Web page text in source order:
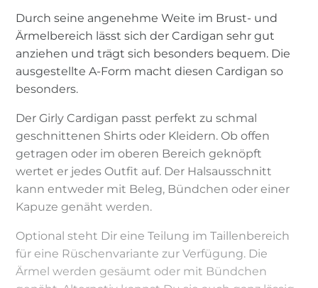
Durch seine angenehme Weite im Brust- und
Ärmelbereich lässt sich der Cardigan sehr gut
anziehen und trägt sich besonders bequem. Die
ausgestellte A-Form macht diesen Cardigan so
besonders.
Der Girly Cardigan passt perfekt zu schmal
geschnittenen Shirts oder Kleidern. Ob offen
getragen oder im oberen Bereich geknöpft
wertet er jedes Outfit auf. Der Halsausschnitt
kann entweder mit Beleg, Bündchen oder einer
Kapuze genäht werden.
Optional steht Dir eine Teilung im Taillenbereich
für eine Rüschenvariante zur Verfügung. Die
Ärmel werden gesäumt oder mit Bündchen